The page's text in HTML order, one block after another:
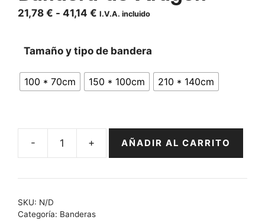
21,78 € - 41,14 € Rango
desde
21,78 €
hasta
I.V.A. incluido
Tamaño y tipo de bandera
100 * 70cm 150 * 100cm 210 * 140cm
-
Bandera
Aragón
+ AÑADIR AL CARRITO
SKU: N/D
Categoría: Banderas